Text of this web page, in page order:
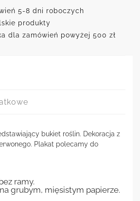
5-8 dni roboczych
produkty
dla zamówień powyżej 500 zł
bukiet roślin. Dekoracja z
Plakat polecamy do
ramy.
grubym, mięsistym papierze.